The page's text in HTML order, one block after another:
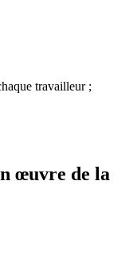
travailleur ;
œuvre de la